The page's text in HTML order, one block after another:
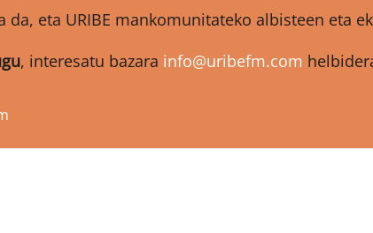
da, eta URIBE mankomunitateko albisteen eta
, interesatu bazara info@uribefm.com